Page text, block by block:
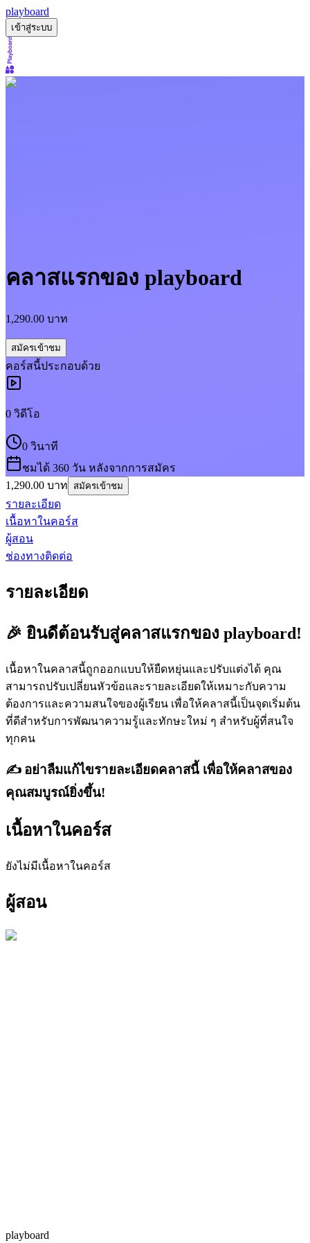
playboard
เข้าสู่ระบบ
คลาสแรกของ playboard
1,290.00 บาท
สมัครเข้าชม
คอร์สนี้ประกอบด้วย
0 วิดีโอ
0 วินาที
ชมได้ 360 วัน หลังจากการสมัคร
1,290.00 บาท สมัครเข้าชม
รายละเอียด
เนื้อหาในคอร์ส
ผู้สอน
ช่องทางติดต่อ
รายละเอียด
🎉 ยินดีต้อนรับสู่คลาสแรกของ playboard!
เนื้อหาในคลาสนี้ถูกออกแบบให้ยืดหยุ่นและปรับแต่งได้ คุณ
สามารถปรับเปลี่ยนหัวข้อและรายละเอียดให้เหมาะกับความ
ต้องการและความสนใจของผู้เรียน เพื่อให้คลาสนี้เป็นจุดเริ่มต้น
ที่ดีสำหรับการพัฒนาความรู้และทักษะใหม่ ๆ สำหรับผู้ที่สนใจ
ทุกคน
✍️ อย่าลืมแก้ไขรายละเอียดคลาสนี้ เพื่อให้คลาสของ
คุณสมบูรณ์ยิ่งขึ้น!
เนื้อหาในคอร์ส
ยังไม่มีเนื้อหาในคอร์ส
ผู้สอน
playboard